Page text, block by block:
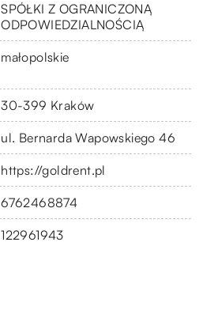
SPÓŁKI Z OGRANICZONĄ
ODPOWIEDZIALNOŚCIĄ
małopolskie
30-399 Kraków
ul. Bernarda Wapowskiego 46
https://goldrent.pl
6762468874
122961943